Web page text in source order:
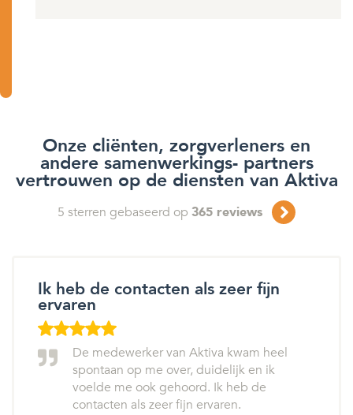
Onze cliënten, zorgverleners en
andere samenwerkings- partners
vertrouwen op de diensten van Aktiva
5 sterren gebaseerd op 365 reviews
Ik heb de contacten als zeer fijn
ervaren
De medewerker van Aktiva kwam heel
spontaan op me over, duidelijk en ik
voelde me ook gehoord. Ik heb de
contacten als zeer fijn ervaren.